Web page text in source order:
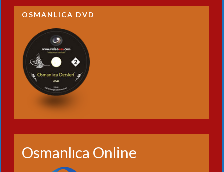
OSMANLICA DVD
Osmanlıca Online